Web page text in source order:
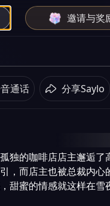
邀请与奖
通话 分享Saylo
独的咖啡店店主邂逅了
，而店主也被总裁内心
甜蜜的情感就这样在雪